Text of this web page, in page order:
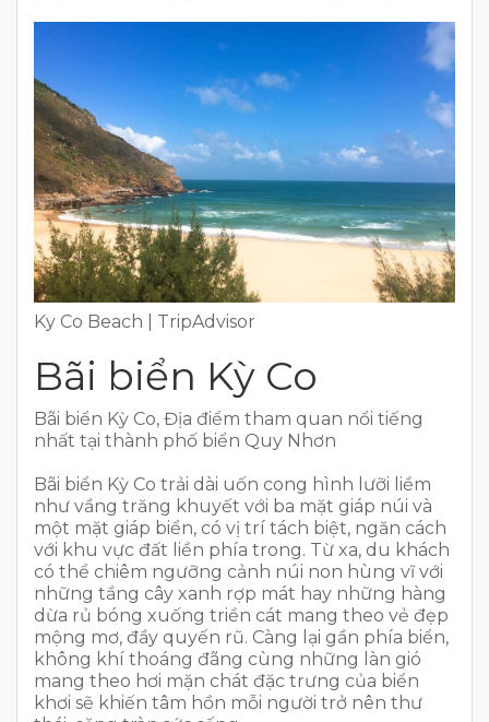
Ky Co Beach | TripAdvisor
Bãi biển Kỳ Co
Bãi biển Kỳ Co, Địa điểm tham quan nổi tiếng
nhất tại thành phố biển Quy Nhơn
Bãi biển Kỳ Co trải dài uốn cong hình lưỡi liềm
như vầng trăng khuyết với ba mặt giáp núi và
một mặt giáp biển, có vị trí tách biệt, ngăn cách
với khu vực đất liền phía trong. Từ xa, du khách
có thể chiêm ngưỡng cảnh núi non hùng vĩ với
những tầng cây xanh rợp mát hay những hàng
dừa rủ bóng xuống triền cát mang theo vẻ đẹp
mộng mơ, đầy quyến rũ. Càng lại gần phía biển,
không khí thoáng đãng cùng những làn gió
mang theo hơi mặn chát đặc trưng của biển
khơi sẽ khiến tâm hồn mỗi người trở nên thư